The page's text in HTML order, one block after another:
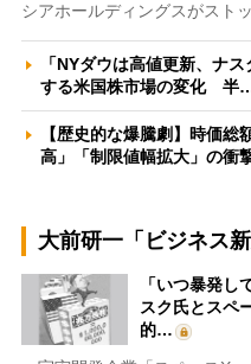
シアホールディングスがスト
「NYダウは高値更新、ナ
する米国株市場の変化 半
【歴史的な爆騰劇】時価
高」「制限値幅拡大」の
大前研一「ビジネス
「いつ暴発し
スク氏とスペ
的…